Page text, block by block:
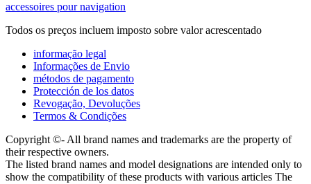
accessoires pour navigation
Todos os preços incluem imposto sobre valor acrescentado
informação legal
Informações de Envio
métodos de pagamento
Protección de los datos
Revogação, Devoluções
Termos & Condições
Copyright ©- All brand names and trademarks are the property of
their respective owners.
The listed brand names and model designations are intended only to
show the compatibility of these products with various articles The